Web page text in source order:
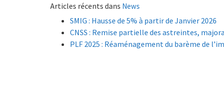
Articles récents dans News
SMIG : Hausse de 5% à partir de Janvier 2026
CNSS : Remise partielle des astreintes,
PLF 2025 : Réaménagement du barème de